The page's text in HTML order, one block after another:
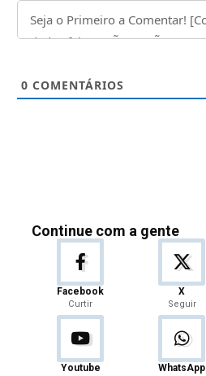
0 COMENTÁRIOS
Continue com a gente
Facebook
Curtir
X
Seguir
Youtube WhatsApp